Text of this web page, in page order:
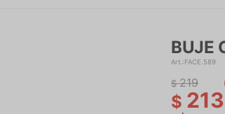
BUJE
FACE.589
$ 213
$ 219